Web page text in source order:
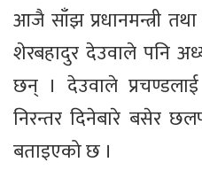
आजै साँझ प्रधानमन्त्री
शेरबहादुर देउवाले पनि
छन् । देउवाले
निरन्तर दिनेबारे बसेर
बताइएको छ ।